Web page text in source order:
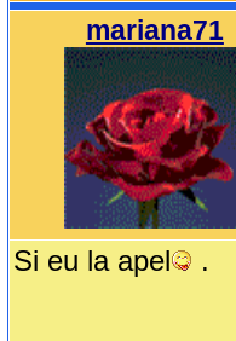
mariana71
Si eu la apel .